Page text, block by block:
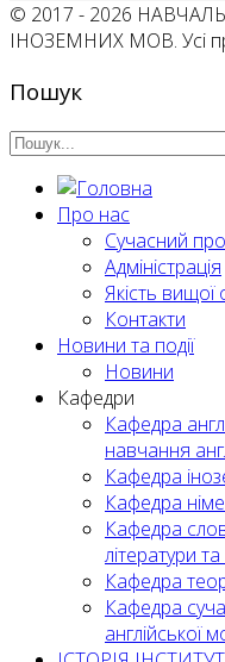
© 2017 - 2026
ІНОЗЕМНИХ МОВ. Усі
Пошук
Про нас
Сучасний
Адміністрація
Якість вищої
Контакти
Новини та події
Новини
Кафедри
Кафедра
навчання
Кафедра
Кафедра
Кафедра
літератури
Кафедра
Кафедра
англійської